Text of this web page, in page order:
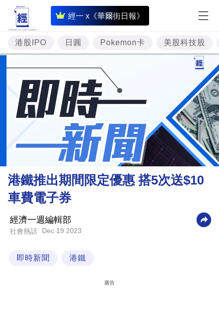
經一 x《華爾街日報》
即
時
財
經
專
題
投
資
樓
市
財
商
業
科
港股IPO 日圓 Pokemon卡 美股科技股
港鐵推出期間限定優惠 搭5次送$10
車費電子券
經濟一週編輯部
社會熱話 Dec 19 2023
即時新聞 港鐵
廣告